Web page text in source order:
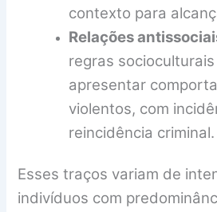
contexto para
Relações
regras
apresentar
violentos, com
reincidência criminal.
Esses traços variam de
indivíduos com